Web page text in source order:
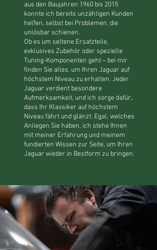
aus den Baujahren 1960 bis 2015
konnte ich bereits unzähligen Kunden
helfen, selbst bei Problemen, die
unlösbar schienen.
Ob es um seltene Ersatzteile,
exklusives Zubehör oder spezielle
Tuning-Komponenten geht – bei mir
finden Sie alles, um Ihren Jaguar auf
höchstem Niveau zu erhalten. Jeder
Jaguar verdient besondere
Aufmerksamkeit, und ich sorge dafür,
dass Ihr Klassiker auf höchstem
Niveau fährt und glänzt. Egal, welches
Anliegen Sie haben, ich stehe Ihnen
mit meiner Erfahrung und meinem
fundierten Wissen zur Seite, um Ihren
Jaguar wieder in Bestform zu bringen.